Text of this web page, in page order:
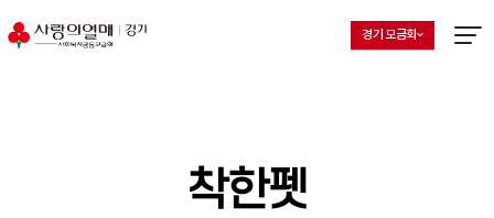
지회 선택 목록 열기
현재 선택된 지회
경기 모금회
착한펫